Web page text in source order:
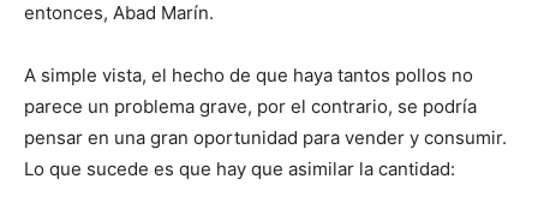
entonces, Abad Marín.
A simple vista, el hecho de que haya tantos pollos no
parece un problema grave, por el contrario, se podría
pensar en una gran oportunidad para vender y consumir.
Lo que sucede es que hay que asimilar la cantidad: